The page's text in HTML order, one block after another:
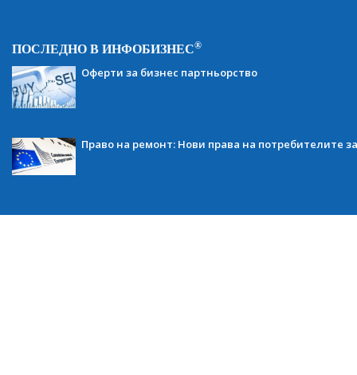
ПОСЛЕДНО В ИНФОБИЗНЕС®
Оферти за бизнес партньорство
Право на ремонт: Нови права на потребителите